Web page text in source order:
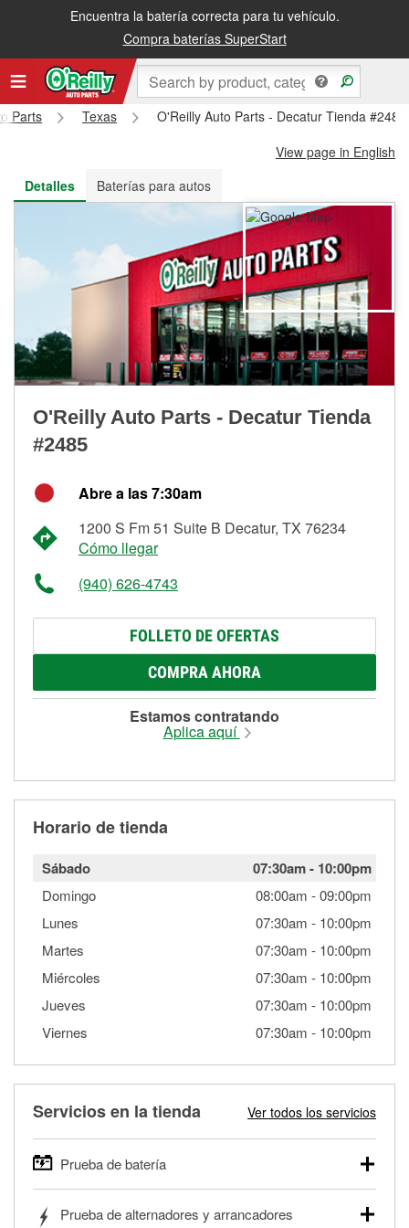
Encuentra la batería correcta para tu vehículo.
Compra baterías SuperStart
Recibe tu orden gratis al día siguiente o recógela en la tienda
Parts Texas
O'Reilly Auto Parts - Decatur Tienda #2485
View page in English
Detalles
Baterías para autos
O'Reilly Auto Parts - Decatur Tienda
#2485
Abre a las 7:30am
1200 S Fm 51 Suite B Decatur, TX 76234
Cómo llegar
(940) 626-4743
FOLLETO DE OFERTAS
COMPRA AHORA
Estamos contratando
Aplica aquí
Horario de tienda
Sábado 07:30am- 10:00pm
Domingo 08:00am -09:00pm
Lunes
07:30am - 10:00pm
Martes
07:30am - 10:00pm
Miércoles
07:30am - 10:00pm
Jueves
07:30am - 10:00pm
Viernes
07:30am - 10:00pm
Servicios en la tienda Ver todos los servicios
Prueba de batería
autos, camionetas, SUVs, vehículos comerciales y
Prueba de alternadores y arrancadores